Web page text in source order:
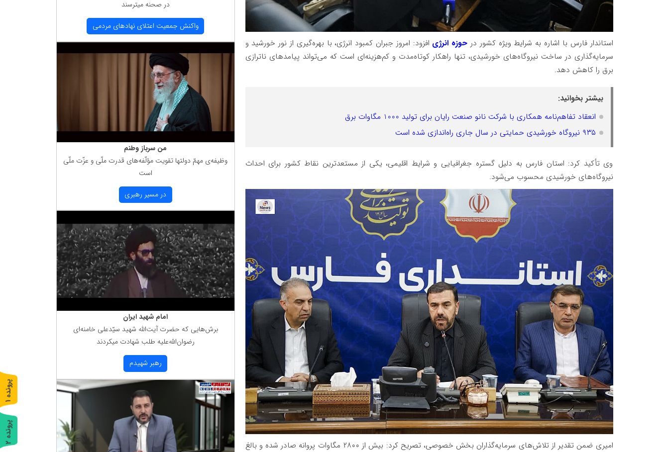
استاندار فارس با اشاره به شرایط ویژه کشور در حوزه انرژی افزود: امروز جبران کمبود انرژی، با بهره‌گیری از نور خورشید و
سرمایه‌گذاری در ساخت نیروگاه‌های خورشیدی، تنها راهکار کوتاه‌مدت و کم‌هزینه‌ای است که می‌تواند پیامدهای ناترازی
برق را کاهش دهد.
بیشتر بخوانید:
انعقاد تفاهم‌نامه همکاری با شرکت نانو صنعت رایان برای تولید 1000 مگاوات برق
۹۳۵ نیروگاه خورشیدی حمایتی در سال جاری راه‌اندازی شده است
وی تأکید کرد: استان فارس به دلیل گستره جغرافیایی و شرایط اقلیمی، یکی از مستعدترین نقاط کشور برای احداث
نیروگاه‌های خورشیدی محسوب می‌شود.
امیری ضمن تقدیر از تلاش‌های سرمایه‌گذاران بخش خصوصی، تصریح کرد: بیش از ۲۸۰۰ مگاوات پروانه صادر شده و بالغ
در صحنه میترسند
واكنش جمعیت اعتلای نهادهای مردمی
من سرباز وطنم
وظیفه‌ی مهمّ دولتها تقویت مؤلّفه‌های قدرت ملّی و عزّت ملّی
است
در مسیر رهبری
امام شهید ایران
برش‌هایی كه حضرت آیت‌الله شهید سیّدعلی خامنه‌ای
رضوان‌الله‌علیه طلب شهادت میكردند
رهبر شهیدم
پ
ر
و
ن
د
ه
1
پ
ر
و
ن
د
ه
2